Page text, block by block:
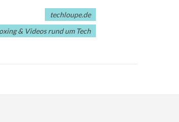
techloupe.de
& Videos rund um Tech